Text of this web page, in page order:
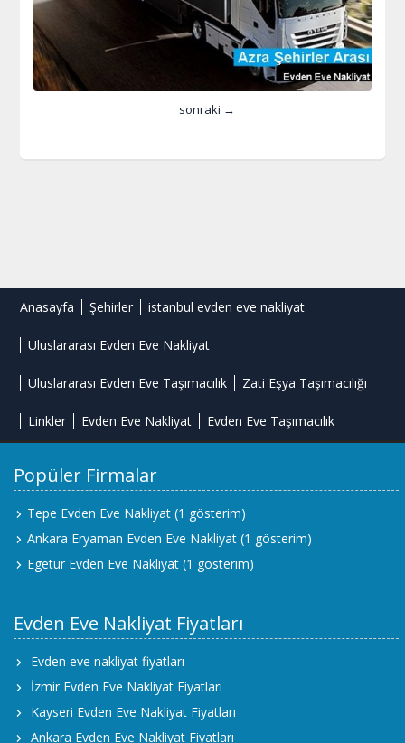
sonraki →
Anasayfa Şehirler istanbul evden eve nakliyat
Uluslararası Evden Eve Nakliyat
Uluslararası Evden Eve Taşımacılık Zati Eşya Taşımacılığı
Linkler Evden Eve Nakliyat Evden Eve Taşımacılık
Popüler Firmalar
Tepe Evden Eve Nakliyat (1 gösterim)
Ankara Eryaman Evden Eve Nakliyat (1 gösterim)
Egetur Evden Eve Nakliyat (1 gösterim)
Evden Eve Nakliyat Fiyatları
Evden eve nakliyat fiyatları
İzmir Evden Eve Nakliyat Fiyatları
Kayseri Evden Eve Nakliyat Fiyatları
Ankara Evden Eve Nakliyat Fiyatları